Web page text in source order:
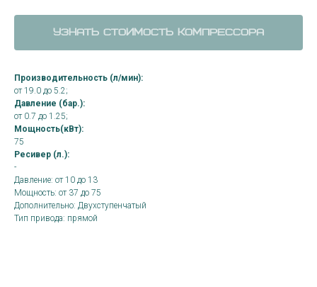
Узнать стоимость компрессора
Производительность (л/мин):
от 19.0 до 5.2;
Давление (бар.):
от 0.7 до 1.25;
Мощность(кВт):
75
Ресивер (л.):
-
Давление: от 10 до 13
Мощность: от 37 до 75
Дополнительно: Двухступенчатый
Тип привода: прямой